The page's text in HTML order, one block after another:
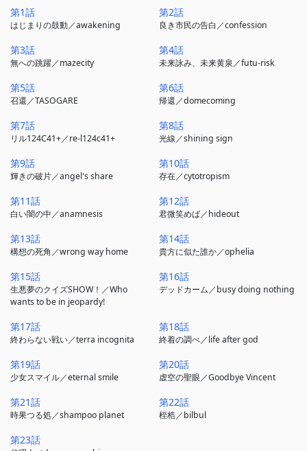
てぬ外世界へと誘う。
第1話
はじまりの鼓動／awakening
第2話
良き市民の告白／confession
第3話
無への跳躍／mazecity
第4話
未来詠み、未来黄泉／futu-risk
第5話
召還／TASOGARE
第6話
帰還／domecoming
第7話
リル124C41+／re-l124c41+
第8話
光線／shining sign
第9話
輝きの破片／angel's share
第10話
存在／cytotropism
第11話
白い闇の中／anamnesis
第12話
君微笑めば／hideout
第13話
構想の死角／wrong way home
第14話
貴方に似た誰か／ophelia
第15話
生悪夢のクイズSHOW！／Who
wants to be in jeopardy!
第16話
デッドカーム／busy doing nothing
第17話
終わらない戦い／terra incognita
第18話
終着の調べ／life after god
第19話
少女スマイル／eternal smile
第20話
虚空の聖眼／Goodbye Vincent
第21話
時果つる処／shampoo planet
第22話
桎梏／bilbul
第23話